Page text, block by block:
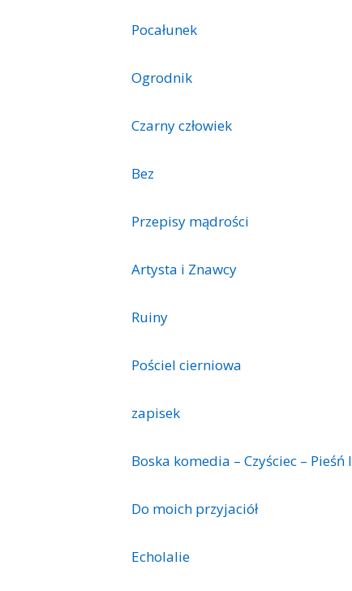
Pocałunek
Ogrodnik
Czarny człowiek
Bez
Przepisy mądrości
Artysta i Znawcy
Ruiny
Pościel cierniowa
zapisek
Boska komedia – Czyściec – Pieśń I
Do moich przyjaciół
Echolalie